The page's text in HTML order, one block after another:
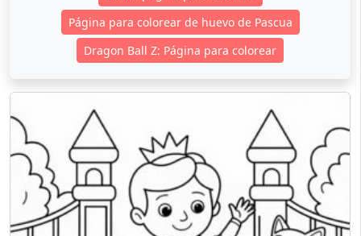
Página para colorear de huevo de Pascua
Dragon Ball Z: Página para colorear